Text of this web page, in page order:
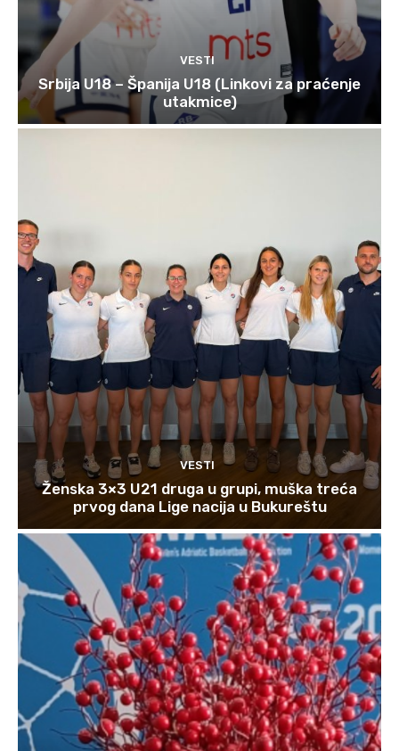
VESTI
Srbija U18 – Španija U18 (Linkovi za praćenje
utakmice)
VESTI
Ženska 3×3 U21 druga u grupi, muška treća
prvog dana Lige nacija u Bukureštu